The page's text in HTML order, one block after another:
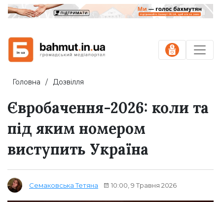
Головна Дозвілля
Євробачення-2026: коли та
під яким номером
виступить Україна
Семаковська Тетяна 10:00, 9 Травня 2026